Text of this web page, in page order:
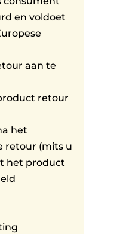
en voldoet
aan te
retour
het
retour (mits u
het product